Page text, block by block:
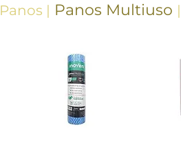
Panos | Panos Multiuso |